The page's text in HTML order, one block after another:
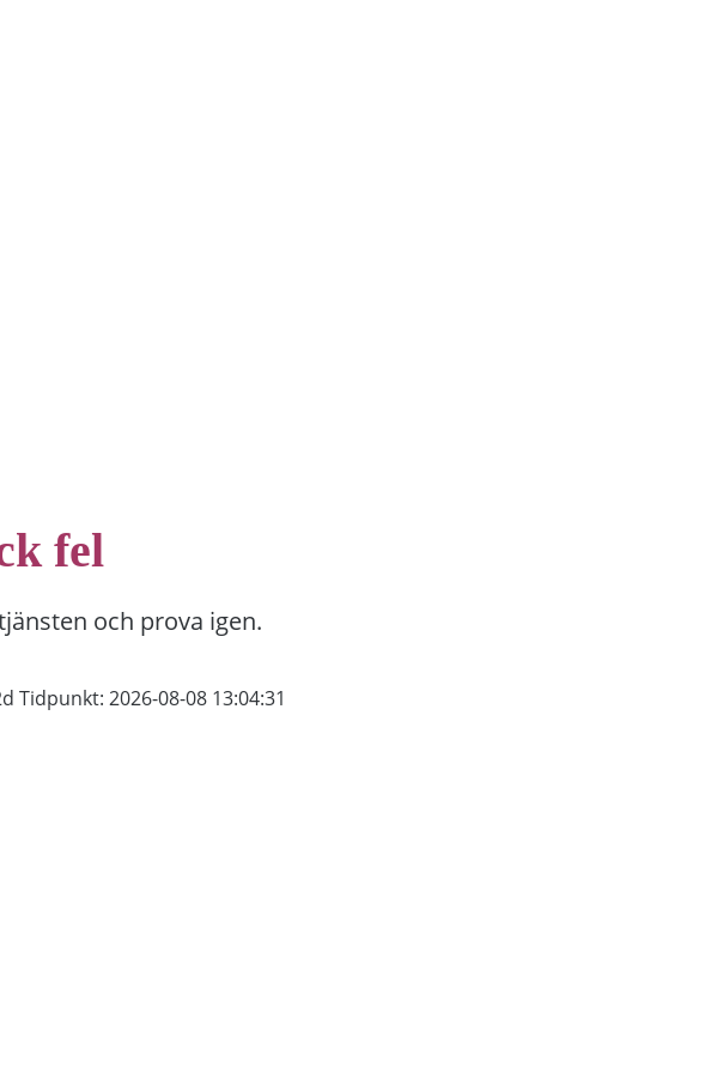
fel
och prova igen.
Tidpunkt: 2026-08-08 13:04:31